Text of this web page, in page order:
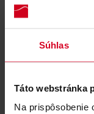
Súhlas
Táto webstránka
Na prispôsobenie